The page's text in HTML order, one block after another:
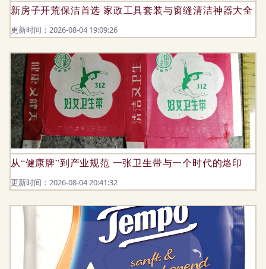
新房子开荒保洁首选 家政工具套装与窗缝清洁神器大全
更新时间：2026-08-04 19:09:26
从“健康牌”到产业规范 一张卫生带与一个时代的烙印
更新时间：2026-08-04 20:41:32